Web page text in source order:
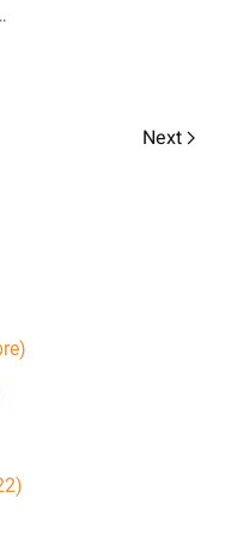
Next